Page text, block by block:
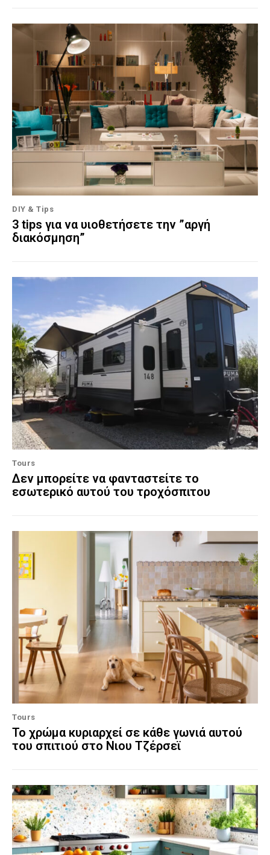
DIY & Tips
3 tips για να υιοθετήσετε την ”αργή
διακόσμηση”
Tours
Δεν μπορείτε να φανταστείτε το
εσωτερικό αυτού του τροχόσπιτου
Tours
Το χρώμα κυριαρχεί σε κάθε γωνιά αυτού
του σπιτιού στο Νιου Τζέρσεϊ